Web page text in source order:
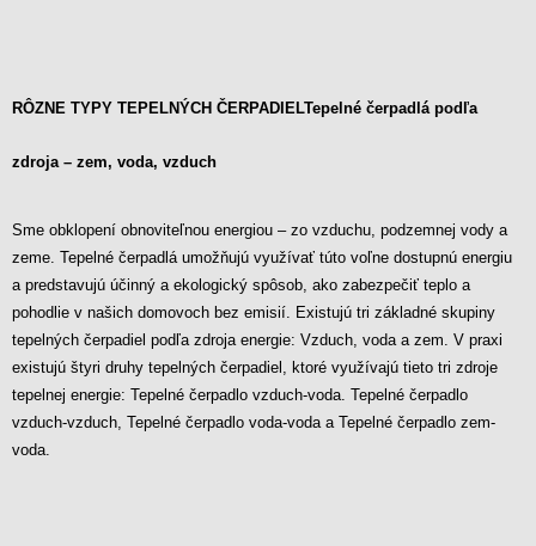
RÔZNE TYPY TEPELNÝCH ČERPADIELTepelné čerpadlá podľa
zdroja – zem, voda, vzduch
Sme obklopení obnoviteľnou energiou – zo vzduchu, podzemnej vody a
zeme. Tepelné čerpadlá umožňujú využívať túto voľne dostupnú energiu
a predstavujú účinný a ekologický spôsob, ako zabezpečiť teplo a
pohodlie v našich domovoch bez emisií. Existujú tri základné skupiny
tepelných čerpadiel podľa zdroja energie: Vzduch, voda a zem. V praxi
existujú štyri druhy tepelných čerpadiel, ktoré využívajú tieto tri zdroje
tepelnej energie: Tepelné čerpadlo vzduch-voda. Tepelné čerpadlo
vzduch-vzduch, Tepelné čerpadlo voda-voda a Tepelné čerpadlo zem-
voda.